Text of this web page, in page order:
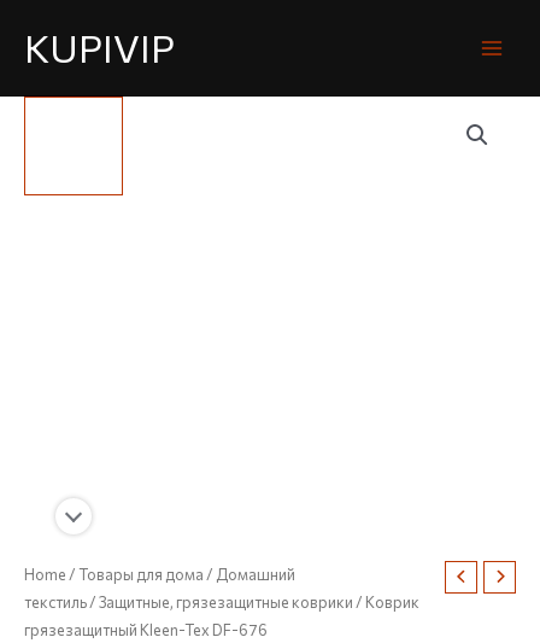
KUPIVIP
Home/Товары для дома/ Домашний
текстиль/Защитные, грязезащитные коврики/ Коврик
грязезащитный Kleen-Tex DF-676